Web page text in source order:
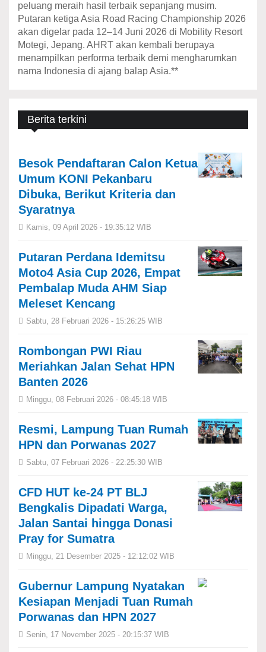
peluang meraih hasil terbaik sepanjang musim.
Putaran ketiga Asia Road Racing Championship 2026
akan digelar pada 12–14 Juni 2026 di Mobility Resort
Motegi, Jepang. AHRT akan kembali berupaya
menampilkan performa terbaik demi mengharumkan
nama Indonesia di ajang balap Asia.**
Berita terkini
‎Besok Pendaftaran Calon Ketua
Umum KONI Pekanbaru
Dibuka, Berikut Kriteria dan
Syaratnya
Kamis, 09 April 2026 - 19:35:12 WIB
Putaran Perdana Idemitsu
Moto4 Asia Cup 2026, Empat
Pembalap Muda AHM Siap
Meleset Kencang
Sabtu, 28 Februari 2026 - 15:26:25 WIB
Rombongan PWI Riau
Meriahkan Jalan Sehat HPN
Banten 2026
Minggu, 08 Februari 2026 - 08:45:18 WIB
Resmi, Lampung Tuan Rumah
HPN dan Porwanas 2027
Sabtu, 07 Februari 2026 - 22:25:30 WIB
CFD HUT ke-24 PT BLJ
Bengkalis Dipadati Warga,
Jalan Santai hingga Donasi
Pray for Sumatra
Minggu, 21 Desember 2025 - 12:12:02 WIB
Gubernur Lampung Nyatakan
Kesiapan Menjadi Tuan Rumah
Porwanas dan HPN 2027
Senin, 17 November 2025 - 20:15:37 WIB